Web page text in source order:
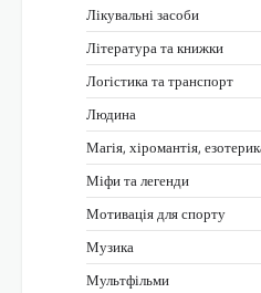
Лікувальні засоби
Література та книжки
Логістика та транспорт
Людина
Магія, хіромантія,
Міфи та легенди
Мотивація для спорту
Музика
Мультфільми